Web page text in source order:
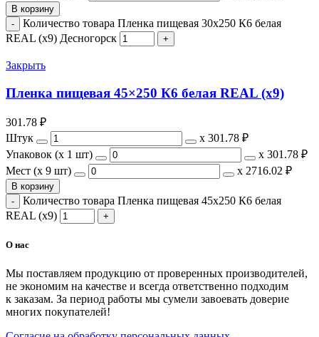
В корзину
Количество товара Пленка пищевая 30x250 К6 белая
REAL (х9) Десногорск
Закрыть
Пленка пищевая 45×250 К6 белая REAL (х9)
301.78 ₽
Штук
х 301.78 ₽
Упаковок (x 1 шт)
х 301.78 ₽
Мест (x 9 шт)
х 2716.02 ₽
В корзину
Количество товара Пленка пищевая 45x250 К6 белая
REAL (х9)
О нас
Мы поставляем продукцию от проверенных производителей,
не экономим на качестве и всегда ответственно подходим
к заказам. За период работы мы сумели завоевать доверие
многих покупателей!